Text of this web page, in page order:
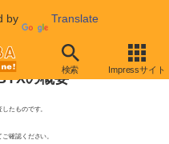
by Translate
検索 Impressサイト
の概要
たものです。
確認ください。